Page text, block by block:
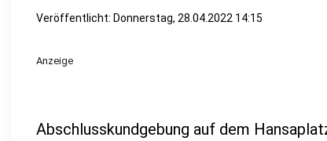
Veröffentlicht: Donnerstag, 28.04.2022 14:15
Anzeige
Abschlusskundgebung auf dem